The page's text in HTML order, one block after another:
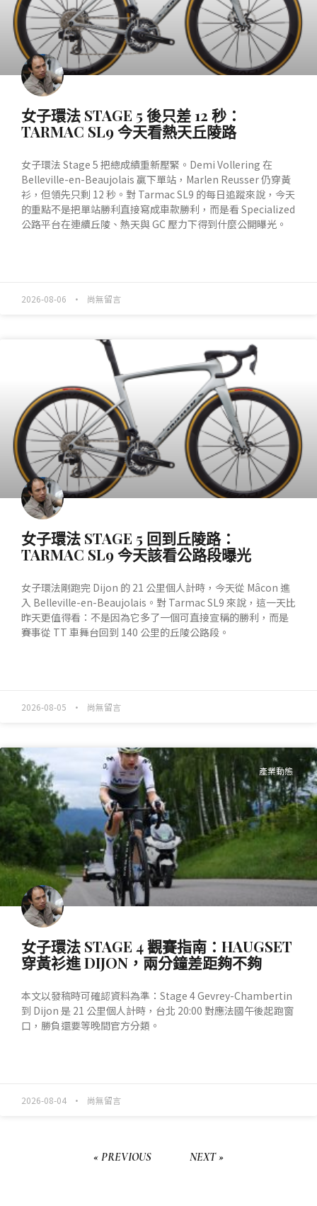
女子環法 STAGE 5 後只差 12 秒：
TARMAC SL9 今天看熱天丘陵路
女子環法 Stage 5 把總成績重新壓緊。Demi Vollering 在
Belleville-en-Beaujolais 贏下單站，Marlen Reusser 仍穿黃
衫，但領先只剩 12 秒。對 Tarmac SL9 的每日追蹤來說，今天
的重點不是把單站勝利直接寫成車款勝利，而是看 Specialized
公路平台在連續丘陵、熱天與 GC 壓力下得到什麼公開曝光。
2026-08-06 尚無留言
女子環法 STAGE 5 回到丘陵路：
TARMAC SL9 今天該看公路段曝光
女子環法剛跑完 Dijon 的 21 公里個人計時，今天從 Mâcon 進
入 Belleville-en-Beaujolais。對 Tarmac SL9 來說，這一天比
昨天更值得看：不是因為它多了一個可直接宣稱的勝利，而是
賽事從 TT 車舞台回到 140 公里的丘陵公路段。
2026-08-05 尚無留言
產業動態
女子環法 STAGE 4 觀賽指南：HAUGSET
穿黃衫進 DIJON，兩分鐘差距夠不夠
本文以發稿時可確認資料為準：Stage 4 Gevrey-Chambertin
到 Dijon 是 21 公里個人計時，台北 20:00 對應法國午後起跑窗
口，勝負還要等晚間官方分類。
2026-08-04 尚無留言
« PREVIOUS NEXT »